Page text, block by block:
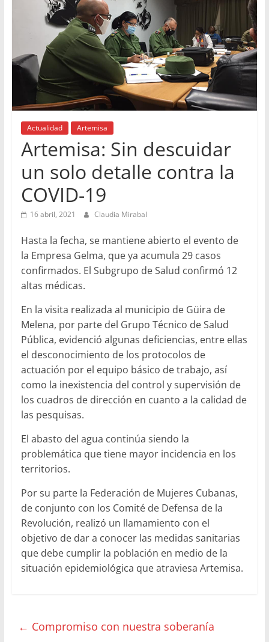
Actualidad Artemisa
Artemisa: Sin descuidar
un solo detalle contra la
COVID-19
16 abril, 2021 Claudia Mirabal
Hasta la fecha, se mantiene abierto el evento de
la Empresa Gelma, que ya acumula 29 casos
confirmados. El Subgrupo de Salud confirmó 12
altas médicas.
En la visita realizada al municipio de Güira de
Melena, por parte del Grupo Técnico de Salud
Pública, evidenció algunas deficiencias, entre ellas
el desconocimiento de los protocolos de
actuación por el equipo básico de trabajo, así
como la inexistencia del control y supervisión de
los cuadros de dirección en cuanto a la calidad de
las pesquisas.
El abasto del agua continúa siendo la
problemática que tiene mayor incidencia en los
territorios.
Por su parte la Federación de Mujeres Cubanas,
de conjunto con los Comité de Defensa de la
Revolución, realizó un llamamiento con el
objetivo de dar a conocer las medidas sanitarias
que debe cumplir la población en medio de la
situación epidemiológica que atraviesa Artemisa.
← Compromiso con nuestra soberanía